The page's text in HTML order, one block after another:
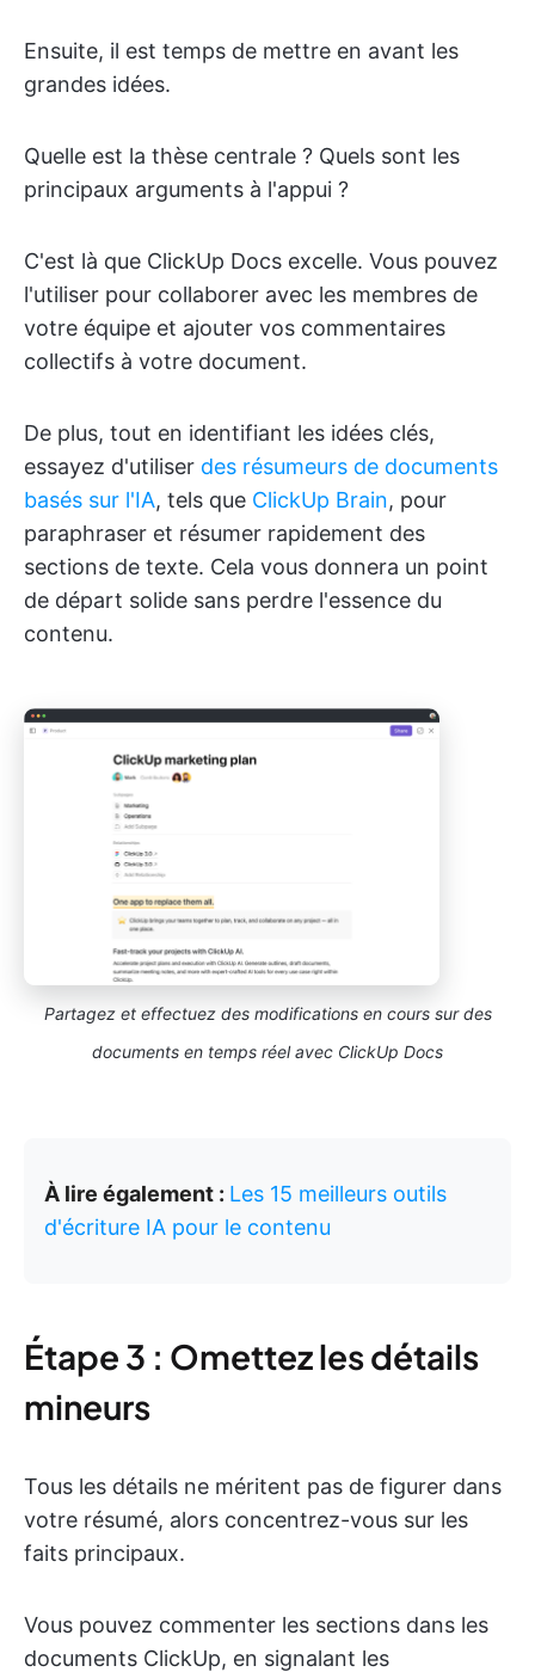
Ensuite, il est temps de mettre en avant les
grandes idées.
Quelle est la thèse centrale ? Quels sont les
principaux arguments à l'appui ?
C'est là que ClickUp Docs excelle. Vous pouvez
l'utiliser pour collaborer avec les membres de
votre équipe et ajouter vos commentaires
collectifs à votre document.
De plus, tout en identifiant les idées clés,
essayez d'utiliser des résumeurs de documents
basés sur l'IA, tels que ClickUp Brain, pour
paraphraser et résumer rapidement des
sections de texte. Cela vous donnera un point
de départ solide sans perdre l'essence du
contenu.
Partagez et effectuez des modifications en cours sur des
documents en temps réel avec ClickUp Docs
À lire également : Les 15 meilleurs outils
d'écriture IA pour le contenu
Étape 3 : Omettez les détails
mineurs
Tous les détails ne méritent pas de figurer dans
votre résumé, alors concentrez-vous sur les
faits principaux.
Vous pouvez commenter les sections dans les
documents ClickUp, en signalant les